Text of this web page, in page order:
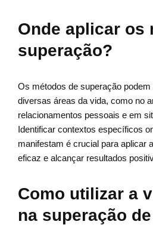
Onde aplicar os
superação?
Os métodos de superação
diversas áreas da vida, como no
relacionamentos pessoais e em
Identificar contextos específicos
manifestam é crucial para aplicar
eficaz e alcançar resultados
Como utilizar a
na superação